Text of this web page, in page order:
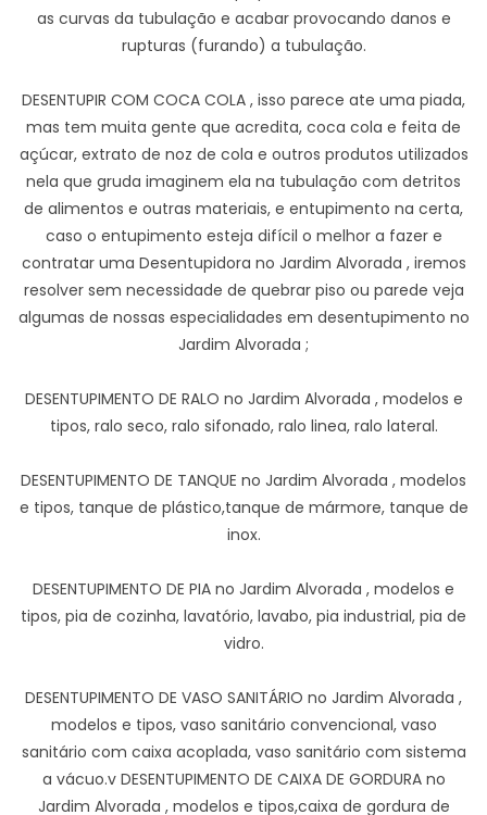
as curvas da tubulação e acabar provocando danos e
rupturas (furando) a tubulação.
DESENTUPIR COM COCA COLA , isso parece ate uma piada,
mas tem muita gente que acredita, coca cola e feita de
açúcar, extrato de noz de cola e outros produtos utilizados
nela que gruda imaginem ela na tubulação com detritos
de alimentos e outras materiais, e entupimento na certa,
caso o entupimento esteja difícil o melhor a fazer e
contratar uma Desentupidora no Jardim Alvorada , iremos
resolver sem necessidade de quebrar piso ou parede veja
algumas de nossas especialidades em desentupimento no
Jardim Alvorada ;
DESENTUPIMENTO DE RALO no Jardim Alvorada , modelos e
tipos, ralo seco, ralo sifonado, ralo linea, ralo lateral.
DESENTUPIMENTO DE TANQUE no Jardim Alvorada , modelos
e tipos, tanque de plástico,tanque de mármore, tanque de
inox.
DESENTUPIMENTO DE PIA no Jardim Alvorada , modelos e
tipos, pia de cozinha, lavatório, lavabo, pia industrial, pia de
vidro.
DESENTUPIMENTO DE VASO SANITÁRIO no Jardim Alvorada ,
modelos e tipos, vaso sanitário convencional, vaso
sanitário com caixa acoplada, vaso sanitário com sistema
a vácuo.v DESENTUPIMENTO DE CAIXA DE GORDURA no
Jardim Alvorada , modelos e tipos,caixa de gordura de